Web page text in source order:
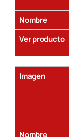
Nombre
Ver producto
Imagen
Nombre